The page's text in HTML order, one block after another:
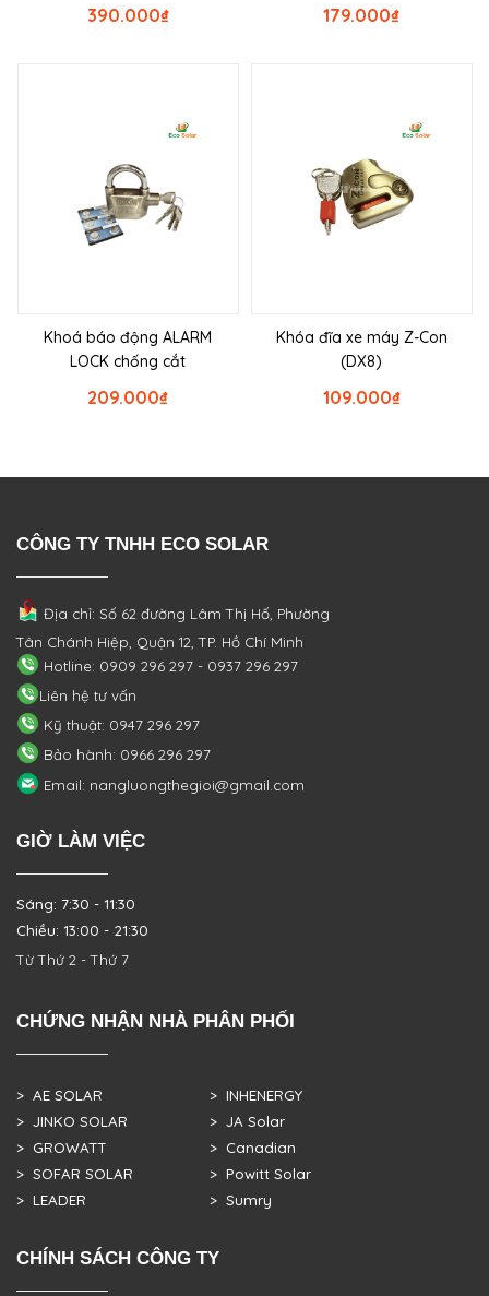
₫
390.000 ₫
179.000
Khoá báo động ALARM
LOCK chống cắt
₫
209.000
Khóa đĩa xe máy Z-Con
(DX8)
₫
109.000
CÔNG TY TNHH ECO SOLAR
Địa chỉ: Số 62 đường Lâm Thị Hố, Phường
Tân Chánh Hiệp, Quận 12, TP. Hồ Chí Minh
Hotline: 0909 296 297 - 0937 296 297
Liên hệ tư vấn
Kỹ thuật: 0947 296 297
Bảo hành: 0966 296 297
Email: nangluongthegioi@gmail.com
GIỜ LÀM VIỆC
Sáng: 7:30 - 11:30
Chiều: 13:00 - 21:30
Từ Thứ 2 - Thứ 7
CHỨNG NHẬN NHÀ PHÂN PHỐI
> AE SOLAR
> JINKO SOLAR
> GROWATT
> SOFAR SOLAR
> LEADER
> INHENERGY
> JA Solar
> Canadian
> Powitt Solar
> Sumry
CHÍNH SÁCH CÔNG TY